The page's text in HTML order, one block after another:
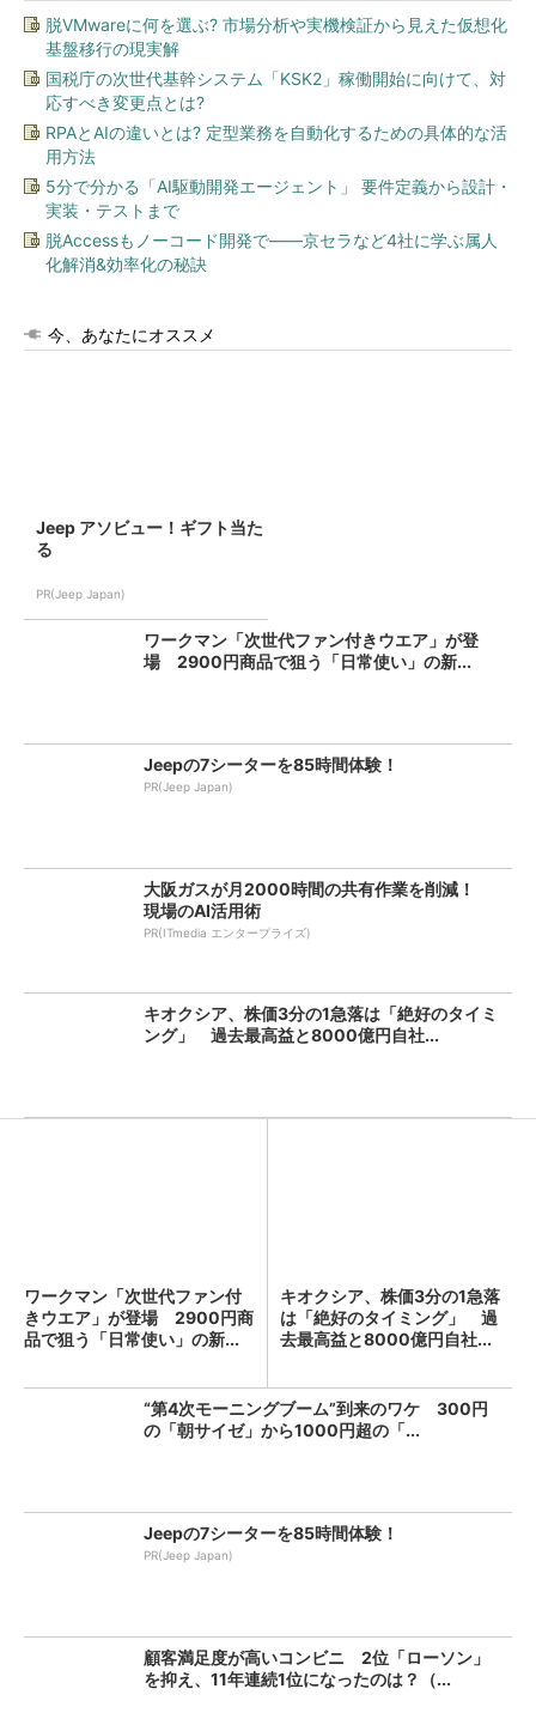
脱VMwareに何を選ぶ? 市場分析や実機検証から見えた仮想化
基盤移行の現実解
国税庁の次世代基幹システム「KSK2」稼働開始に向けて、対
応すべき変更点とは?
RPAとAIの違いとは? 定型業務を自動化するための具体的な活
用方法
5分で分かる「AI駆動開発エージェント」 要件定義から設計・
実装・テストまで
脱Accessもノーコード開発で――京セラなど4社に学ぶ属人
化解消&効率化の秘訣
今、あなたにオススメ
Jeep アソビュー！ギフト当た
る
PR(Jeep Japan)
ワークマン「次世代ファン付きウエア」が登
場 2900円商品で狙う「日常使い」の新...
Jeepの7シーターを85時間体験！
PR(Jeep Japan)
大阪ガスが月2000時間の共有作業を削減！
現場のAI活用術
PR(ITmedia エンタープライズ)
キオクシア、株価3分の1急落は「絶好のタイミ
ング」 過去最高益と8000億円自社...
ワークマン「次世代ファン付
きウエア」が登場 2900円商
品で狙う「日常使い」の新...
キオクシア、株価3分の1急落
は「絶好のタイミング」 過
去最高益と8000億円自社...
“第4次モーニングブーム”到来のワケ 300円
の「朝サイゼ」から1000円超の「...
Jeepの7シーターを85時間体験！
PR(Jeep Japan)
顧客満足度が高いコンビニ 2位「ローソン」
を抑え、11年連続1位になったのは？（...